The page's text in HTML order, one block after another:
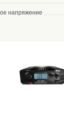
напряжение